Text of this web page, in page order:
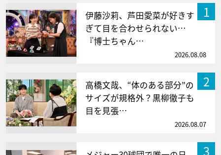
1
伊藤沙莉、芦田愛菜が好きす
ぎて目を合わせられない…
『博士ちゃん…
2026.08.08
2
高橋文哉、“体のある部分”の
サイズが規格外？黒柳徹子も
目を見張…
2026.08.07
3